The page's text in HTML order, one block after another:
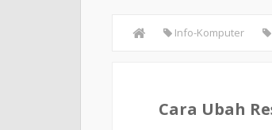
Info-Komputer
Cara Ubah